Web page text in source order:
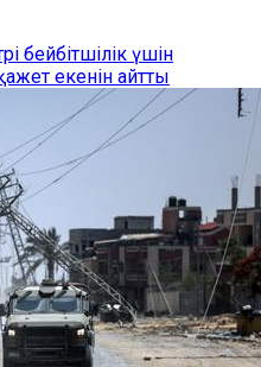
бейбітшілік үшін
екенін айтты